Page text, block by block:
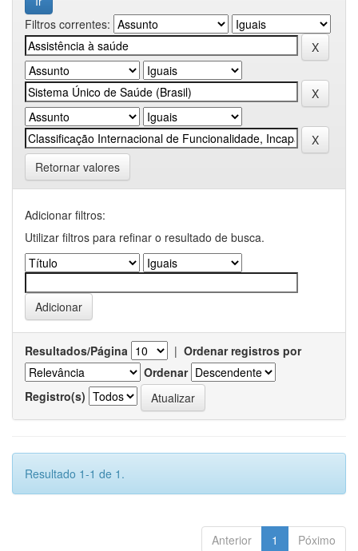
Filtros correntes:
Retornar valores
Adicionar filtros:
Utilizar filtros para refinar o resultado de busca.
Resultados/Página | Ordenar registros por
Ordenar
Registro(s)
Resultado 1-1 de 1.
Anterior 1 Póximo